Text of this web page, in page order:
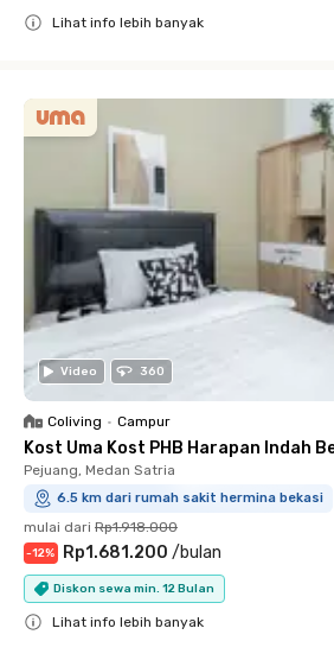
Lihat info lebih banyak
Video 360
Coliving • Campur
Kost Uma Kost PHB Harapan Indah
Pejuang, Medan Satria
6.5 km dari rumah sakit hermina bekasi
mulai dari Rp1.918.000
-12% Rp1.681.200 /bulan
Diskon sewa min. 12 Bulan
Lihat info lebih banyak